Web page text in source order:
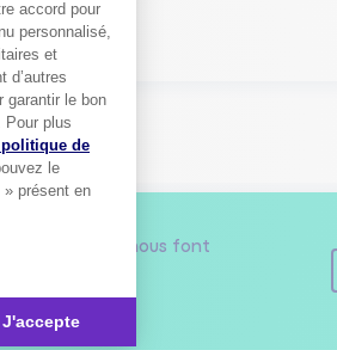
1
nous font
?
accord pour
personnalisé,
et
d’autres
garantir le bon
Pour plus
politique de
le
présent en
J'accepte